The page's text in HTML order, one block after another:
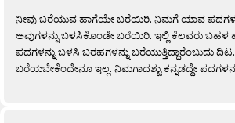
ನೀವು ಬರೆಯುವ ಹಾಗೆಯೇ ಬರೆಯಿರಿ. ನಿಮಗೆ ಯಾವ
ಅವುಗಳನ್ನು ಬಳಸಿಕೊಂಡೇ ಬರೆಯಿರಿ. ಇಲ್ಲಿ ಕೆಲವರು ಬಹಳ
ಪದಗಳನ್ನು ಬಳಸಿ ಬರಹಗಳನ್ನು ಬರೆಯುತ್ತಿದ್ದಾರೆಂಬುದು
ಬರೆಯಬೇಕೆಂದೇನೂ ಇಲ್ಲ. ನಿಮಗಾದಶ್ಟು ಕನ್ನಡದ್ದೇ